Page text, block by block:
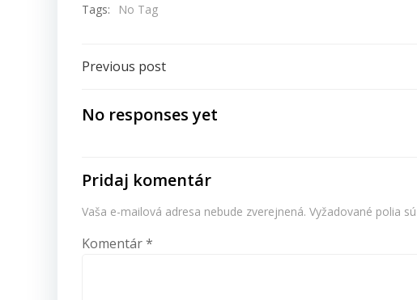
Tags:
No Tag
Navigácia
v
Previous post
No responses yet
Pridaj komentár
Vaša e-mailová adresa nebude zverejnená. Vyžadované polia
Komentár*